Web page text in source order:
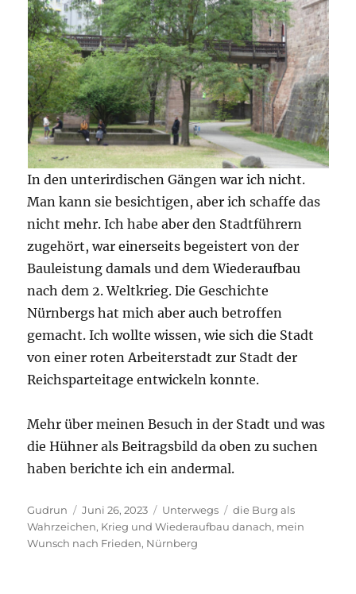
In den unterirdischen Gängen war ich nicht.
Man kann sie besichtigen, aber ich schaffe das
nicht mehr. Ich habe aber den Stadtführern
zugehört, war einerseits begeistert von der
Bauleistung damals und dem Wiederaufbau
nach dem 2. Weltkrieg. Die Geschichte
Nürnbergs hat mich aber auch betroffen
gemacht. Ich wollte wissen, wie sich die Stadt
von einer roten Arbeiterstadt zur Stadt der
Reichsparteitage entwickeln konnte.
Mehr über meinen Besuch in der Stadt und was
die Hühner als Beitragsbild da oben zu suchen
haben berichte ich ein andermal.
Autor
Gudrun
Veröffentlicht
am
Juni 26, 2023 Kategorien
Unterwegs Schlagwörter
die Burg als
Wahrzeichen, Krieg und Wiederaufbau danach, mein
Wunsch nach Frieden, Nürnberg